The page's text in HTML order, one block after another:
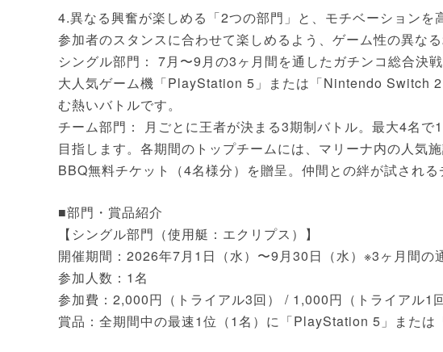
4.異なる興奮が楽しめる「2つの部門」と、モチベーションを
参加者のスタンスに合わせて楽しめるよう、ゲーム性の異なる
シングル部門： 7月〜9月の3ヶ月間を通したガチンコ総合決
大人気ゲーム機「PlayStation 5」または「Nintendo Switch
む熱いバトルです。
チーム部門： 月ごとに王者が決まる3期制バトル。最大4名
目指します。各期間のトップチームには、マリーナ内の人気
BBQ無料チケット（4名様分）を贈呈。仲間との絆が試される
■部門・賞品紹介
【シングル部門（使用艇：エクリプス）】
開催期間：2026年7月1日（水）〜9月30日（水）※3ヶ月間の
参加人数：1名
参加費：2,000円（トライアル3回） / 1,000円（トライアル1回
賞品：全期間中の最速1位（1名）に「PlayStation 5」または